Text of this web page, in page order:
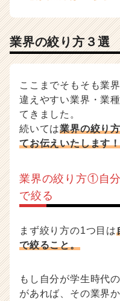
業界の絞り方３選
ここまでそもそも業
違えやすい業界・業
てきました。
続いては業界の絞り
てお伝えいたします！
業界の絞り方①自
で絞る
まず絞り方の1つ目は
で絞ること。
もし自分が学生時代
があれば、その業界